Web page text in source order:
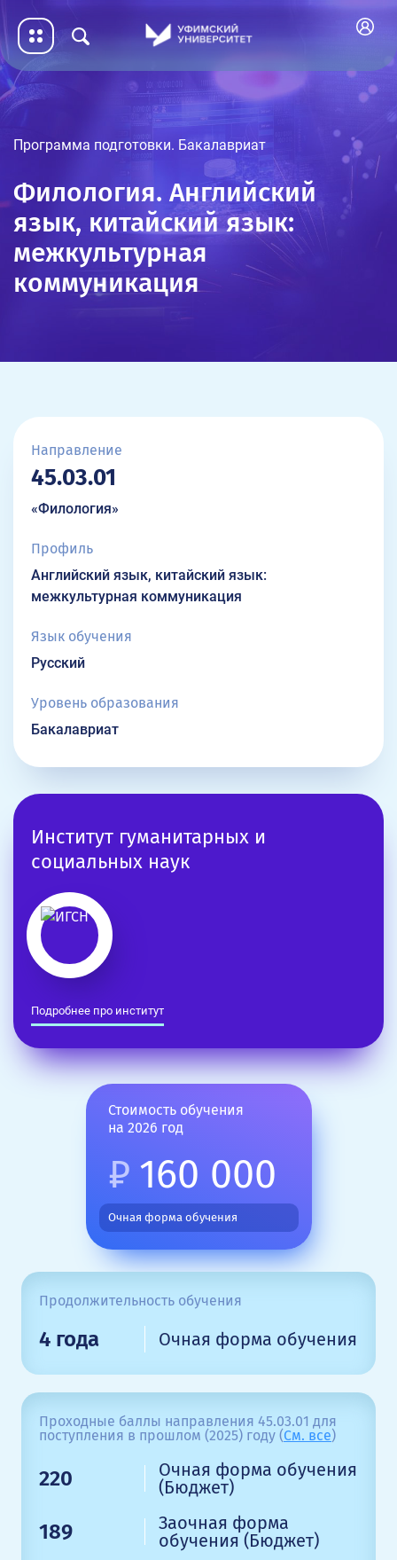
Программа подготовки. Бакалавриат
Филология. Английский
язык, китайский язык:
межкультурная
коммуникация
Направление
45.03.01
«Филология»
Профиль
Английский язык, китайский язык:
межкультурная коммуникация
Язык обучения
Русский
Уровень образования
Бакалавриат
Институт гуманитарных и
социальных наук
Подробнее про институт
Стоимость обучения
на 2026 год
₽ 160 000
Очная форма обучения
Продолжительность обучения
4 года Очная форма обучения
Проходные баллы направления 45.03.01 для
поступления в прошлом (2025) году (См. все)
220
Очная форма обучения
(Бюджет)
189
Заочная форма
обучения (Бюджет)